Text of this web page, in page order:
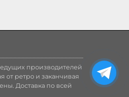
производителей
от ретро и заканчивая
Доставка по всей